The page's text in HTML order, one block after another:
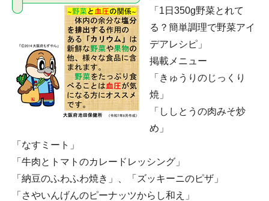
「1日350g野菜とれて
る？簡単調理で野菜アイ
デアレシピ」
掲載メニュー
「きゅうりのじっくり
焼」
「ししとうの肉みそ炒
め」
「なすミート」
「牛肉とトマトのカレードレッシング」
「納豆のふわふわ焼き」、「ズッキーニのピザ」
「さやいんげんのピーナッツからし和え」